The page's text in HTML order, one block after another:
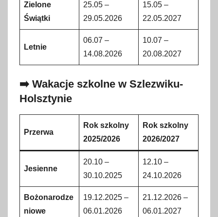
Zielone
Świątki
25.05 –
29.05.2026
15.05 –
22.05.2027
Letnie
06.07 –
14.08.2026
10.07 –
20.08.2027
➡️ Wakacje szkolne w Szlezwiku-
Holsztynie
Przerwa
Rok szkolny
2025/2026
Rok szkolny
2026/2027
Jesienne
20.10 –
30.10.2025
12.10 –
24.10.2026
Bożonarodze
niowe
19.12.2025 –
06.01.2026
21.12.2026 –
06.01.2027